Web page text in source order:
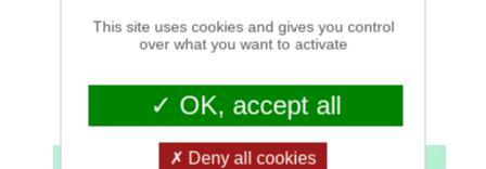
Testezgratuitementnotre plateforme
Recouvr'Up 👇
This site uses cookies and gives you control
over what you want to activate
OK, accept all
Deny all cookies